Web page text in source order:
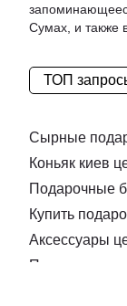
Сумах, и также
ТОП
Сырные
Коньяк киев
Подарочные
Купить
Аксессуары
Подарочные